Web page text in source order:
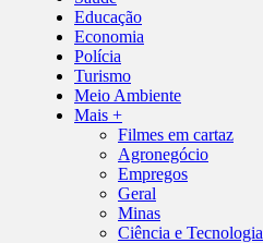
Educação
Economia
Polícia
Turismo
Meio Ambiente
Mais +
Filmes em cartaz
Agronegócio
Empregos
Geral
Minas
Ciência e Tecnologia